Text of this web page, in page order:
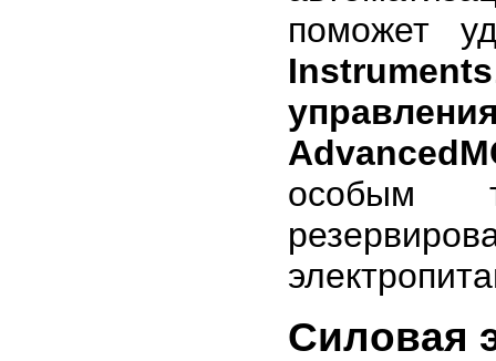
поможет
Instruments
особым
Силовая